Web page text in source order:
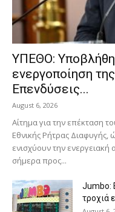
ΥΠΕΘΟ:
ενεργοποίηση
Επενδύσεις...
August 6, 2026
Αίτημα για την επέκταση
Εθνικής Ρήτρας
ενισχύουν την
σήμερα προς...
Jumbo:
τροχιά